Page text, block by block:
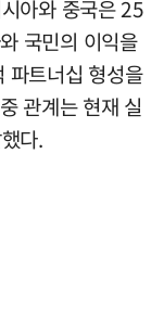
아와 중국은 25
국민의 이익을
파트너십 형성을
관계는 현재 실
다.